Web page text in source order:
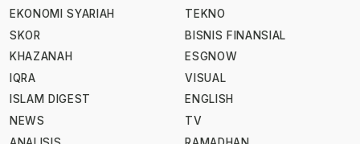
EKONOMI SYARIAH
SKOR
KHAZANAH
IQRA
ISLAM DIGEST
NEWS
TEKNO
BISNIS FINANSIAL
ESGNOW
VISUAL
ENGLISH
TV